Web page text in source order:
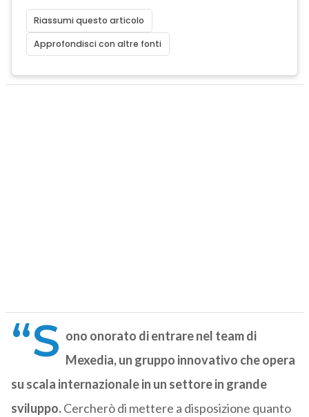
Riassumi questo articolo
Approfondisci con altre fonti
“S ono onorato di entrare nel team di
Mexedia, un gruppo innovativo che opera
su scala internazionale in un settore in grande
sviluppo.Cercherò di mettere a disposizione quanto